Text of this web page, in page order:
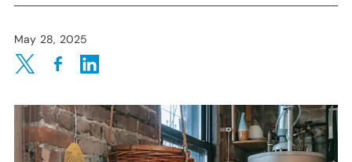
APOYO
IDIOMA
May 28, 2025
Share on Twitter
Share on Facebook
Share on LinkedIn